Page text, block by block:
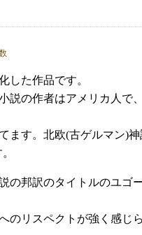
した作品です。
説の作者はアメリカ人で
ます。北欧(古ゲルマン)
の邦訳のタイトルのユゴ
リスペクトが強く感じ